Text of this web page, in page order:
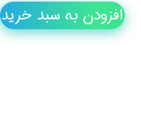
افزودن به سبد خرید